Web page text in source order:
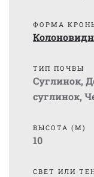
ФОРМА
ТИП ПОЧВЫ
Суглинок,
суглинок,
ВЫСОТА (М)
10
СВЕТ ИЛИ